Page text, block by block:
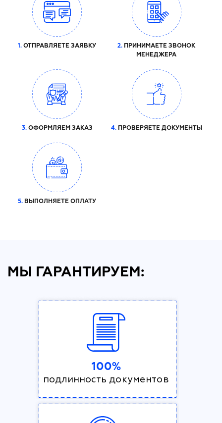
1. ОТПРАВЛЯЕТЕ ЗАЯВКУ 2. ПРИНИМАЕТЕ ЗВОНОК
МЕНЕДЖЕРА
3.ОФОРМЛЯЕМ ЗАКАЗ 4.ПРОВЕРЯЕТЕ ДОКУМЕНТЫ
5. ВЫПОЛНЯЕТЕ ОПЛАТУ
МЫ ГАРАНТИРУЕМ:
100%
подлинность документов